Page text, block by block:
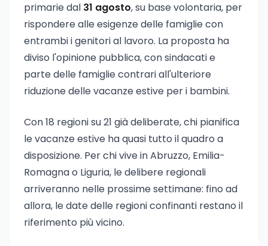
primarie dal 31 agosto, su base volontaria, per
rispondere alle esigenze delle famiglie con
entrambi i genitori al lavoro. La proposta ha
diviso l'opinione pubblica, con sindacati e
parte delle famiglie contrari all'ulteriore
riduzione delle vacanze estive per i bambini.
Con 18 regioni su 21 già deliberate, chi pianifica
le vacanze estive ha quasi tutto il quadro a
disposizione. Per chi vive in Abruzzo, Emilia-
Romagna o Liguria, le delibere regionali
arriveranno nelle prossime settimane: fino ad
allora, le date delle regioni confinanti restano il
riferimento più vicino.